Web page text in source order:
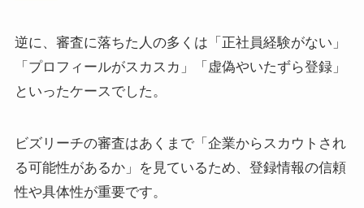
逆に、審査に落ちた人の多くは「正社員経験がない」
「プロフィールがスカスカ」「虚偽やいたずら登録」
といったケースでした。
ビズリーチの審査はあくまで「企業からスカウトされ
る可能性があるか」を見ているため、登録情報の信頼
性や具体性が重要です。